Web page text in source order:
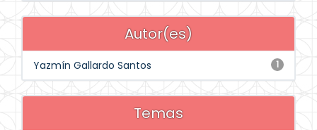
Autor(es)
1
Yazmín Gallardo Santos
Temas